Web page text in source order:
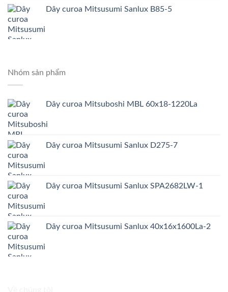
Dây curoa Mitsusumi Sanlux B85-5
Nhóm sản phẩm
Dây curoa Mitsuboshi MBL 60x18-1220La
Dây curoa Mitsusumi Sanlux D275-7
Dây curoa Mitsusumi Sanlux SPA2682LW-1
Dây curoa Mitsusumi Sanlux 40x16x1600La-2